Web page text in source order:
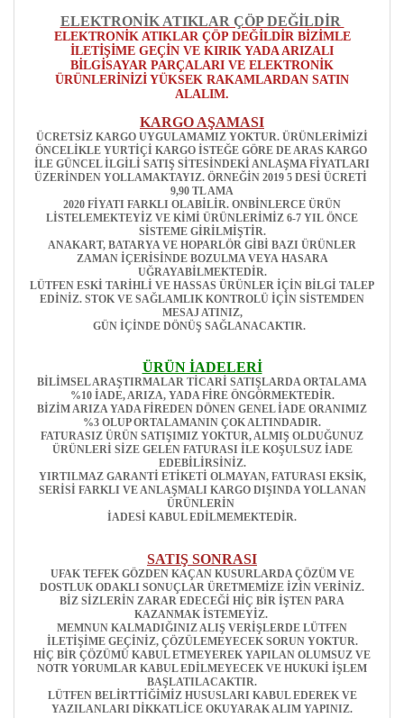
ELEKTRONİK ATIKLAR ÇÖP DEĞİLDİR
ELEKTRONİK ATIKLAR ÇÖP DEĞİLDİR BİZİMLE
İLETİŞİME GEÇİN VE KIRIK YADA ARIZALI
BİLGİSAYAR PARÇALARI VE ELEKTRONİK
ÜRÜNLERİNİZİ YÜKSEK RAKAMLARDAN SATIN
ALALIM.
KARGO AŞAMASI
ÜCRETSİZ KARGO UYGULAMAMIZ YOKTUR. ÜRÜNLERİMİZİ
ÖNCELİKLE YURTİÇİ KARGO İSTEĞE GÖRE DE ARAS KARGO
İLE GÜNCEL İLGİLİ SATIŞ SİTESİNDEKİ ANLAŞMA FİYATLARI
ÜZERİNDEN YOLLAMAKTAYIZ. ÖRNEĞİN 2019 5 DESİ ÜCRETİ
9,90 TL AMA
2020 FİYATI FARKLI OLABİLİR. ONBİNLERCE ÜRÜN
LİSTELEMEKTEYİZ VE KİMİ ÜRÜNLERİMİZ 6-7 YIL ÖNCE
SİSTEME GİRİLMİŞTİR.
ANAKART, BATARYA VE HOPARLÖR GİBİ BAZI ÜRÜNLER
ZAMAN İÇERİSİNDE BOZULMA VEYA HASARA
UĞRAYABİLMEKTEDİR.
LÜTFEN ESKİ TARİHLİ VE HASSAS ÜRÜNLER İÇİN BİLGİ TALEP
EDİNİZ. STOK VE SAĞLAMLIK KONTROLÜ İÇİN SİSTEMDEN
MESAJ ATINIZ,
GÜN İÇİNDE DÖNÜŞ SAĞLANACAKTIR.
ÜRÜN İADELERİ
BİLİMSEL ARAŞTIRMALAR TİCARİ SATIŞLARDA ORTALAMA
%10 İADE, ARIZA, YADA FİRE ÖNGÖRMEKTEDİR.
BİZİM ARIZA YADA FİREDEN DÖNEN GENEL İADE ORANIMIZ
%3 OLUP ORTALAMANIN ÇOK ALTINDADIR.
FATURASIZ ÜRÜN SATIŞIMIZ YOKTUR, ALMIŞ OLDUĞUNUZ
ÜRÜNLERİ SİZE GELEN FATURASI İLE KOŞULSUZ İADE
EDEBİLİRSİNİZ.
YIRTILMAZ GARANTİ ETİKETİ OLMAYAN, FATURASI EKSİK,
SERİSİ FARKLI VE ANLAŞMALI KARGO DIŞINDA YOLLANAN
ÜRÜNLERİN
İADESİ KABUL EDİLMEMEKTEDİR.
SATIŞ SONRASI
UFAK TEFEK GÖZDEN KAÇAN KUSURLARDA ÇÖZÜM VE
DOSTLUK ODAKLI SONUÇLAR ÜRETMEMİZE İZİN VERİNİZ.
BİZ SİZLERİN ZARAR EDECEĞİ HİÇ BİR İŞTEN PARA
KAZANMAK İSTEMEYİZ.
MEMNUN KALMADIĞINIZ ALIŞ VERİŞLERDE LÜTFEN
İLETİŞİME GEÇİNİZ, ÇÖZÜLEMEYECEK SORUN YOKTUR.
HİÇ BİR ÇÖZÜMÜ KABUL ETMEYEREK YAPILAN OLUMSUZ VE
NOTR YORUMLAR KABUL EDİLMEYECEK VE HUKUKİ İŞLEM
BAŞLATILACAKTIR.
LÜTFEN BELİRTTİĞİMİZ HUSUSLARI KABUL EDEREK VE
YAZILANLARI DİKKATLİCE OKUYARAK ALIM YAPINIZ.